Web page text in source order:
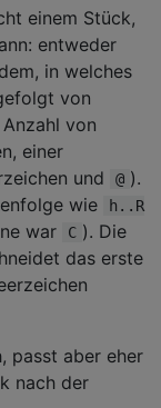
einem Stück,
entweder
in welches
von
von
einer
und
@ ).
wie
h..R
war C ). Die
das erste
passt aber eher
nach der